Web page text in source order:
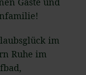
Gäste und
im
Ruhe im